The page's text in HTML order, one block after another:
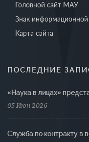
Головной сайт МАУ
Знак
Карта сайта
ПОСЛЕДНИЕ
«Наука в лицах»
05 Июн 2026
Cлужба по контракту в